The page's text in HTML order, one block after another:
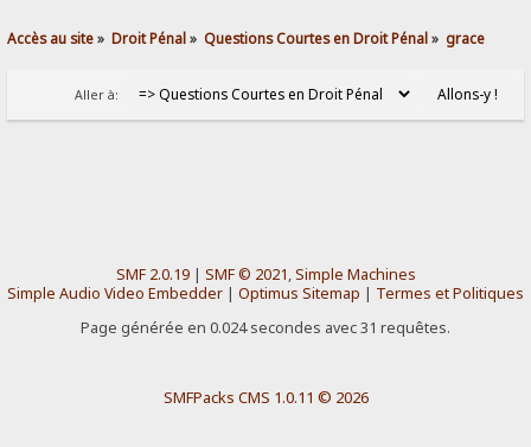
Accès au site» Droit Pénal» Questions Courtes en Droit Pénal» grace
Aller à:
SMF 2.0.19| SMF © 2021,Simple Machines
Simple Audio Video Embedder | Optimus Sitemap | Termes et Politiques
Page générée en 0.024 secondes avec 31 requêtes.
SMFPacks CMS 1.0.11 © 2026